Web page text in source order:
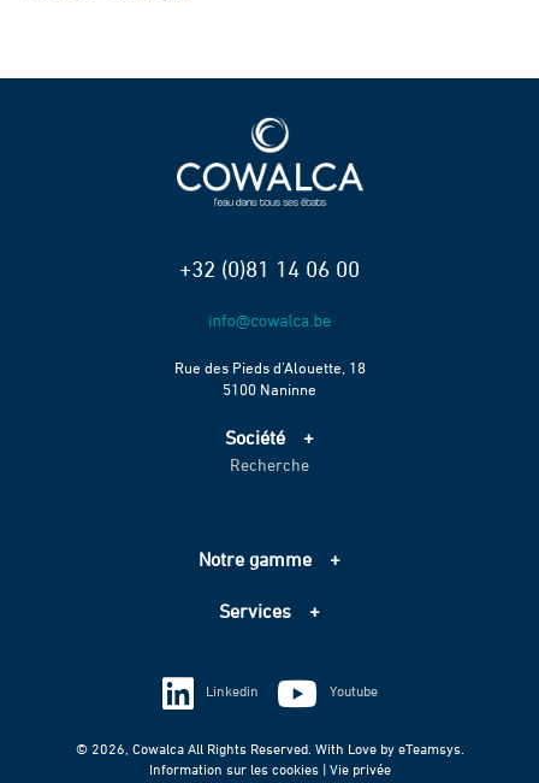
+32 (0)81 14 06 00
Rue des Pieds d’Alouette, 18
5100 Naninne
Société
Accueil
Échelle de performance CO2
Recherche
Notre gamme
Assainissement
Techniques spéciales
Services
Information sur les cookies
Vie privée
© 2026, Cowalca All Rights Reserved. With Love by eTeamsys.
Information sur les cookies | Vie privée
Linkedin Youtube